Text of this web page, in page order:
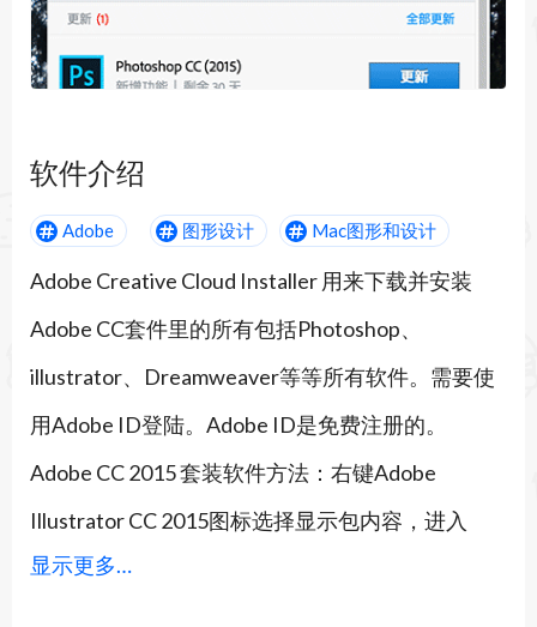
软件介绍
Adobe 图形设计 Mac图形和设计
Adobe Creative Cloud Installer 用来下载并安装
Adobe CC套件里的所有包括Photoshop、
illustrator、Dreamweaver等等所有软件。需要使
用Adobe ID登陆。Adobe ID是免费注册的。
Adobe CC 2015 套装软件方法：右键Adobe
Illustrator CC 2015图标选择显示包内容，进入
Contents→Frameworks目录，解压补丁复制
显示更多…